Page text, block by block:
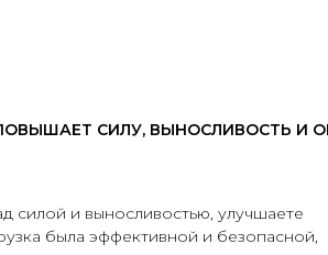
СИЛУ, ВЫНОСЛИВОСТЬ И
силой и выносливостью, улучшаете
была эффективной и безопасной,